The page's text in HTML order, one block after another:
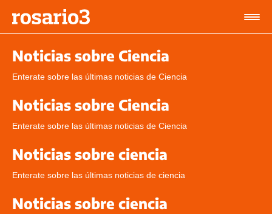
Noticias sobre Ciencia
Enterate sobre las últimas noticias de Ciencia
Noticias sobre Ciencia
Enterate sobre las últimas noticias de Ciencia
Noticias sobre ciencia
Enterate sobre las últimas noticias de ciencia
Noticias sobre ciencia